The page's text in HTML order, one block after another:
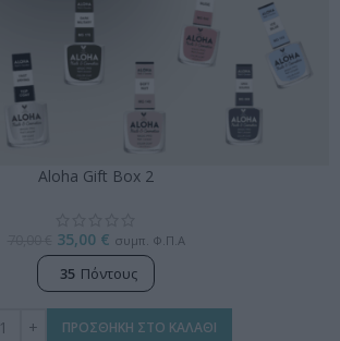
Aloha Gift Box 2
35,00 € συμπ. Φ.Π.Α
35 Πόντους
ΠΡΟΣΘΗΚΗ ΣΤΟ ΚΑΛΑΘΙ